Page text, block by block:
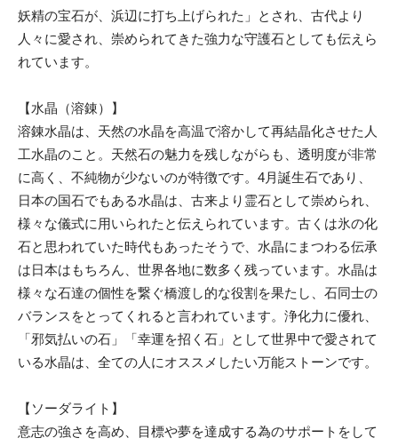
妖精の宝石が、浜辺に打ち上げられた」とされ、古代より
人々に愛され、崇められてきた強力な守護石としても伝えら
れています。
【水晶（溶錬）】
溶錬水晶は、天然の水晶を高温で溶かして再結晶化させた人
工水晶のこと。天然石の魅力を残しながらも、透明度が非常
に高く、不純物が少ないのが特徴です。4月誕生石であり、
日本の国石でもある水晶は、古来より霊石として崇められ、
様々な儀式に用いられたと伝えられています。古くは氷の化
石と思われていた時代もあったそうで、水晶にまつわる伝承
は日本はもちろん、世界各地に数多く残っています。水晶は
様々な石達の個性を繋ぐ橋渡し的な役割を果たし、石同士の
バランスをとってくれると言われています。浄化力に優れ、
「邪気払いの石」「幸運を招く石」として世界中で愛されて
いる水晶は、全ての人にオススメしたい万能ストーンです。
【ソーダライト】
意志の強さを高め、目標や夢を達成する為のサポートをして